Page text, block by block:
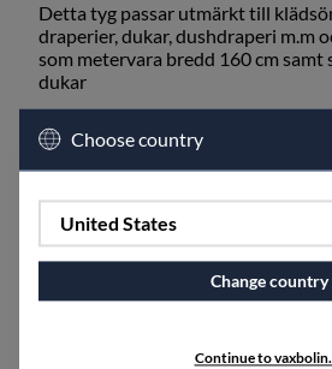
Detta tyg passar utmärkt till
draperier, dukar, dushdraperi m.m
som metervara bredd 160 cm samt
dukar
Tyget krymper ca 5-7 % efter tvätt.
SPECIFIKATIONER
Passar bra tillsammans
Choose country
United States
Change country
Continue to